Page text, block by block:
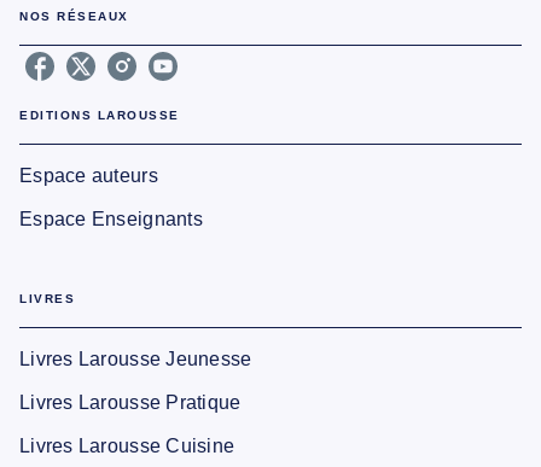
NOS RÉSEAUX
EDITIONS LAROUSSE
Espace auteurs
Espace Enseignants
LIVRES
Livres Larousse Jeunesse
Livres Larousse Pratique
Livres Larousse Cuisine